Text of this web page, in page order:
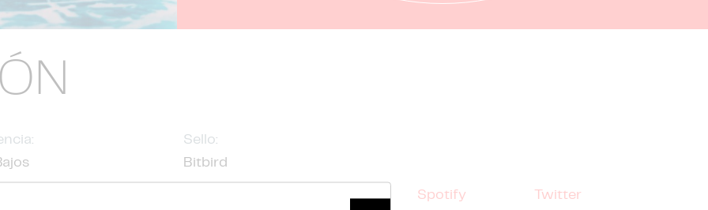
Sello:
Bitbird
Soundcloud Spotify
Twitter